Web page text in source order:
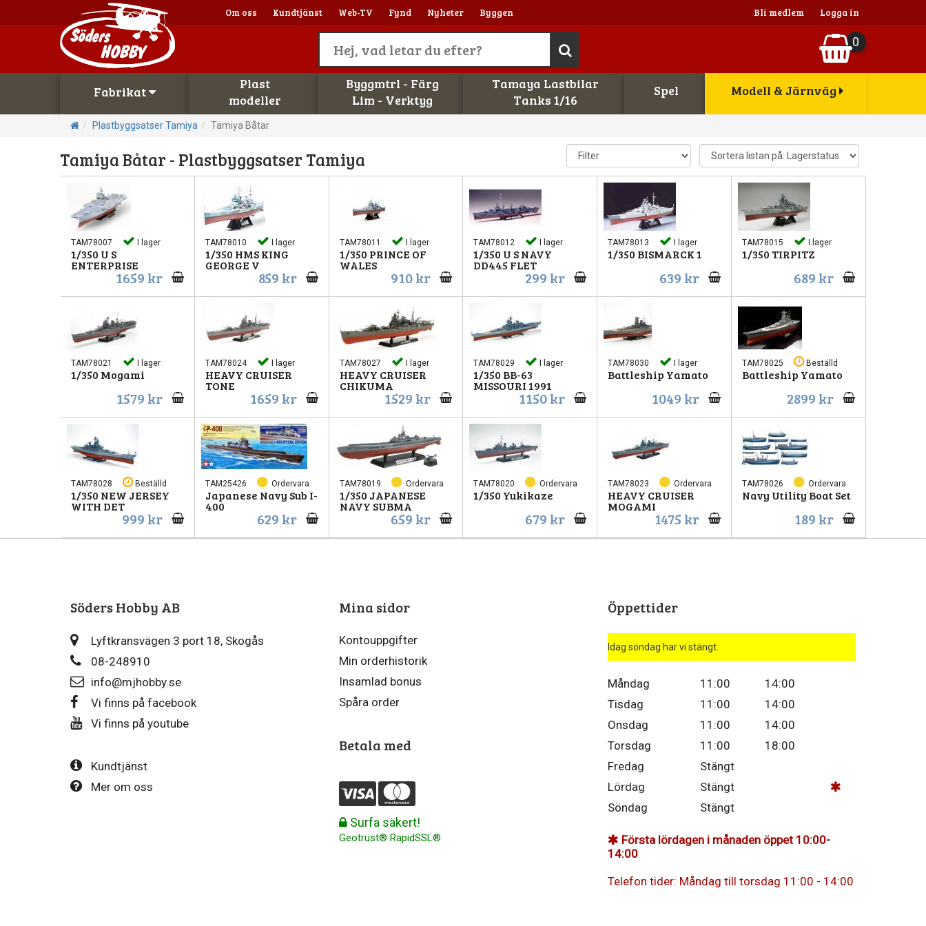
Om oss Kundtjänst Web-TV Fynd Nyheter Byggen Bli medlem Logga in
0
Fabrikat
Plast
modeller
Byggmtrl - Färg
Lim - Verktyg
Tamaya Lastbilar
Tanks 1/16
Spel Modell & Järnväg
Plastbyggsatser Tamiya Tamiya Båtar
Tamiya Båtar - Plastbyggsatser Tamiya
TAM78007 I lager
1/350 U S
ENTERPRISE
1659 kr
TAM78010 I lager
1/350 HMS KING
GEORGE V
859 kr
TAM78011 I lager
1/350 PRINCE OF
WALES
910 kr
TAM78012 I lager
1/350 U S NAVY
DD445 FLET
299 kr
TAM78013 I lager
1/350 BISMARCK 1
639 kr
TAM78015 I lager
1/350 TIRPITZ
689 kr
TAM78021 I lager
1/350 Mogami
1579 kr
TAM78024 I lager
HEAVY CRUISER
TONE
1659 kr
TAM78027 I lager
HEAVY CRUISER
CHIKUMA
1529 kr
TAM78029 I lager
1/350 BB-63
MISSOURI 1991
1150 kr
TAM78030 I lager
Battleship Yamato
1049 kr
TAM78025 Beställd
Battleship Yamato
2899 kr
TAM78028 Beställd
1/350 NEW JERSEY
WITH DET
999 kr
TAM25426 Ordervara
Japanese Navy Sub I-
400
629 kr
TAM78019 Ordervara
1/350 JAPANESE
NAVY SUBMA
659 kr
TAM78020 Ordervara
1/350 Yukikaze
679 kr
TAM78023 Ordervara
HEAVY CRUISER
MOGAMI
1475 kr
TAM78026 Ordervara
Navy Utility Boat Set
189 kr
Söders Hobby AB
Lyftkransvägen 3 port 18, Skogås
08-248910
info@mjhobby.se
Vi finns på facebook
Vi finns på youtube
Kundtjänst
Mer om oss
Mina sidor
Kontouppgifter
Min orderhistorik
Insamlad bonus
Spåra order
Betala med
Surfa säkert!
Geotrust® RapidSSL®
Öppettider
Idag söndag har vi stängt.
Måndag 11:00
14:00
Tisdag
11:00
14:00
Onsdag
11:00
14:00
Torsdag
11:00
18:00
Fredag
Stängt
Lördag
Stängt
Söndag
Stängt
Första lördagen i månaden öppet 10:00-
14:00
Telefon tider: Måndag till torsdag 11:00 - 14:00